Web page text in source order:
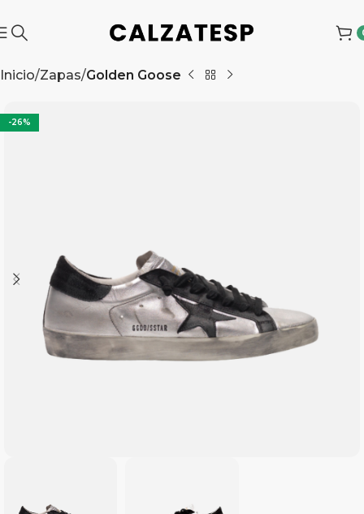
Inicio Zapas Golden Goose
-26%